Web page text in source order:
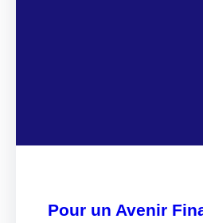
Pour un Avenir